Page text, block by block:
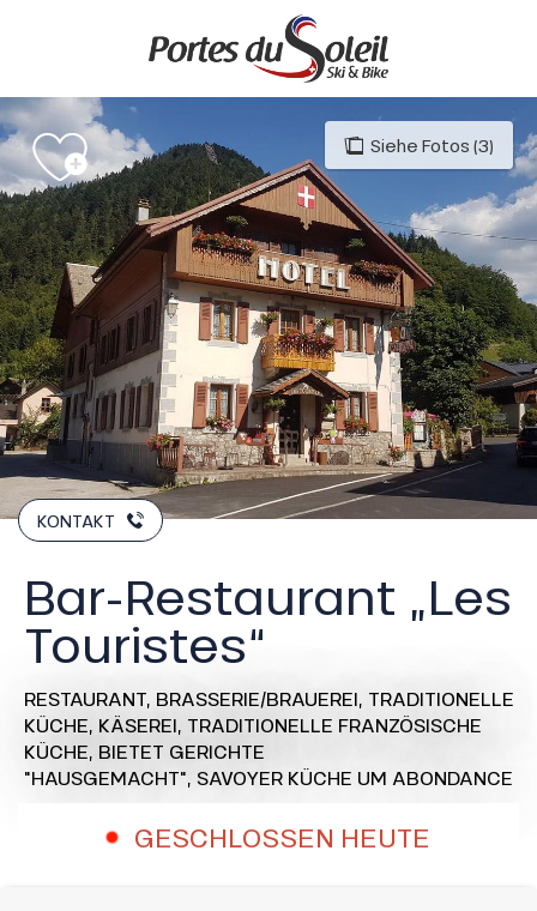
principal
Siehe Fotos (3)
KONTAKT
Bar-Restaurant „Les
Touristes“
RESTAURANT, BRASSERIE/BRAUEREI, TRADITIONELLE
KÜCHE, KÄSEREI, TRADITIONELLE FRANZÖSISCHE
KÜCHE, BIETET GERICHTE
"HAUSGEMACHT", SAVOYER KÜCHE UM ABONDANCE
GESCHLOSSEN HEUTE